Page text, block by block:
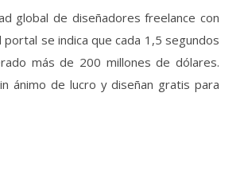
global de diseñadores freelance con
se indica que cada 1,5 segundos
más de 200 millones de dólares.
ánimo de lucro y diseñan gratis para